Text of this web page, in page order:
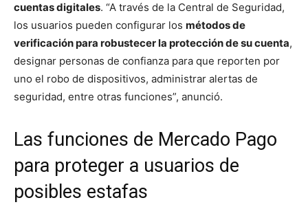
cuentas digitales. “A través de la Central de Seguridad,
los usuarios pueden configurar los métodos de
verificación para robustecer la protección de su cuenta,
designar personas de confianza para que reporten por
uno el robo de dispositivos, administrar alertas de
seguridad, entre otras funciones”, anunció.
Las funciones de Mercado Pago
para proteger a usuarios de
posibles estafas